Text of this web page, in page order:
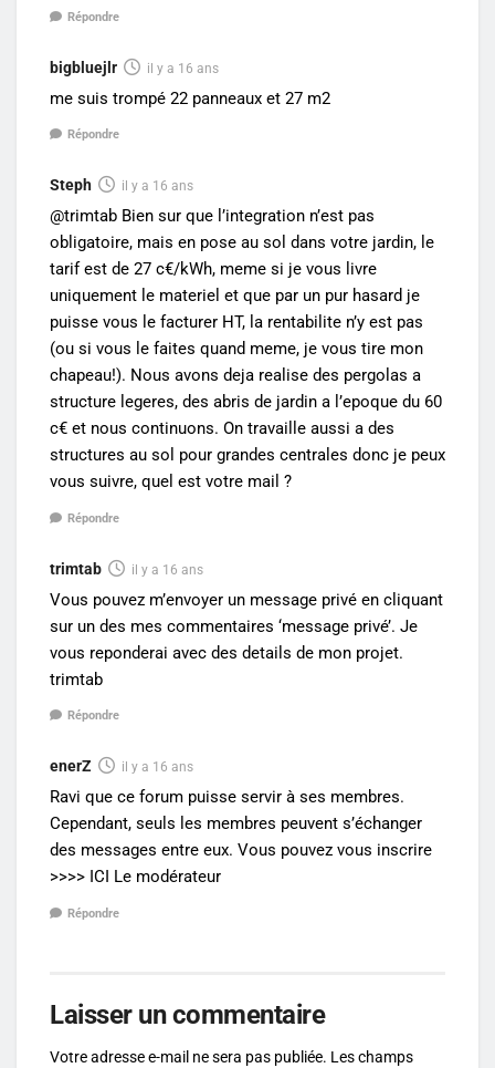
Répondre
bigbluejlr il y a 16 ans
me suis trompé 22 panneaux et 27 m2
Répondre
Steph il y a 16 ans
@trimtab Bien sur que l’integration n’est pas
obligatoire, mais en pose au sol dans votre jardin, le
tarif est de 27 c€/kWh, meme si je vous livre
uniquement le materiel et que par un pur hasard je
puisse vous le facturer HT, la rentabilite n’y est pas
(ou si vous le faites quand meme, je vous tire mon
chapeau!). Nous avons deja realise des pergolas a
structure legeres, des abris de jardin a l’epoque du 60
c€ et nous continuons. On travaille aussi a des
structures au sol pour grandes centrales donc je peux
vous suivre, quel est votre mail ?
Répondre
trimtab il y a 16 ans
Vous pouvez m’envoyer un message privé en cliquant
sur un des mes commentaires ‘message privé’. Je
vous reponderai avec des details de mon projet.
trimtab
Répondre
enerZ il y a 16 ans
Ravi que ce forum puisse servir à ses membres.
Cependant, seuls les membres peuvent s’échanger
des messages entre eux. Vous pouvez vous inscrire
>>>> ICI Le modérateur
Répondre
Laisser un commentaire
Votre adresse e-mail ne sera pas publiée. Les champs